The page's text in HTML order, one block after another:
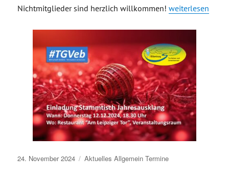
Nichtmitglieder sind herzlich willkommen! „Einladung
weiterlesen
Veröffentlicht
24. November 2024 Aktuelles Allgemein Termine